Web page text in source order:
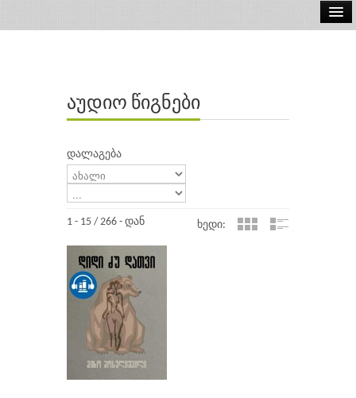
ავტორებიაუდიო წიგნები
დალაგება
1 - 15 / 266 - დან ხედი: